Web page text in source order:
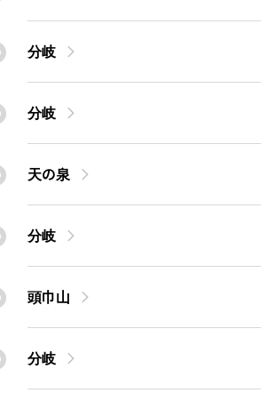
分岐
分岐
天の泉
分岐
頭巾山
分岐